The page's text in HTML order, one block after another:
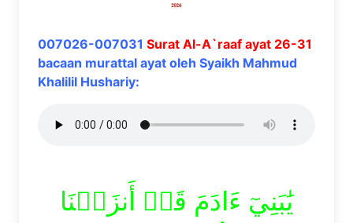
007026-007031 Surat Al-A`raaf ayat 26-31
bacaan murattal ayat oleh Syaikh Mahmud
Khalilil Hushariy:
يَٰبَنِيٓ ءَادَمَ قَدۡ أَنزَلۡنَا